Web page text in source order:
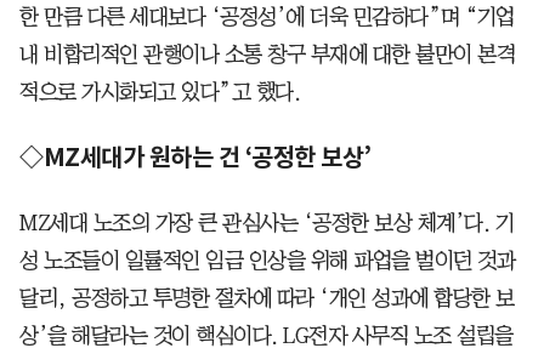
한 만큼 다른 세대보다 ‘공정성’에 더욱 민감하다”며 “기업
내 비합리적인 관행이나 소통 창구 부재에 대한 불만이 본격
적으로 가시화되고 있다”고 했다.
◇MZ세대가 원하는 건 ‘공정한 보상’
MZ세대 노조의 가장 큰 관심사는 ‘공정한 보상 체계’다. 기
성 노조들이 일률적인 임금 인상을 위해 파업을 벌이던 것과
달리, 공정하고 투명한 절차에 따라 ‘개인 성과에 합당한 보
상’을 해달라는 것이 핵심이다. LG전자 사무직 노조 설립을